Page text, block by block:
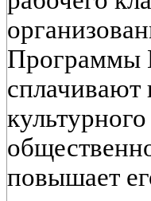
Программы
сплачивают
повышает